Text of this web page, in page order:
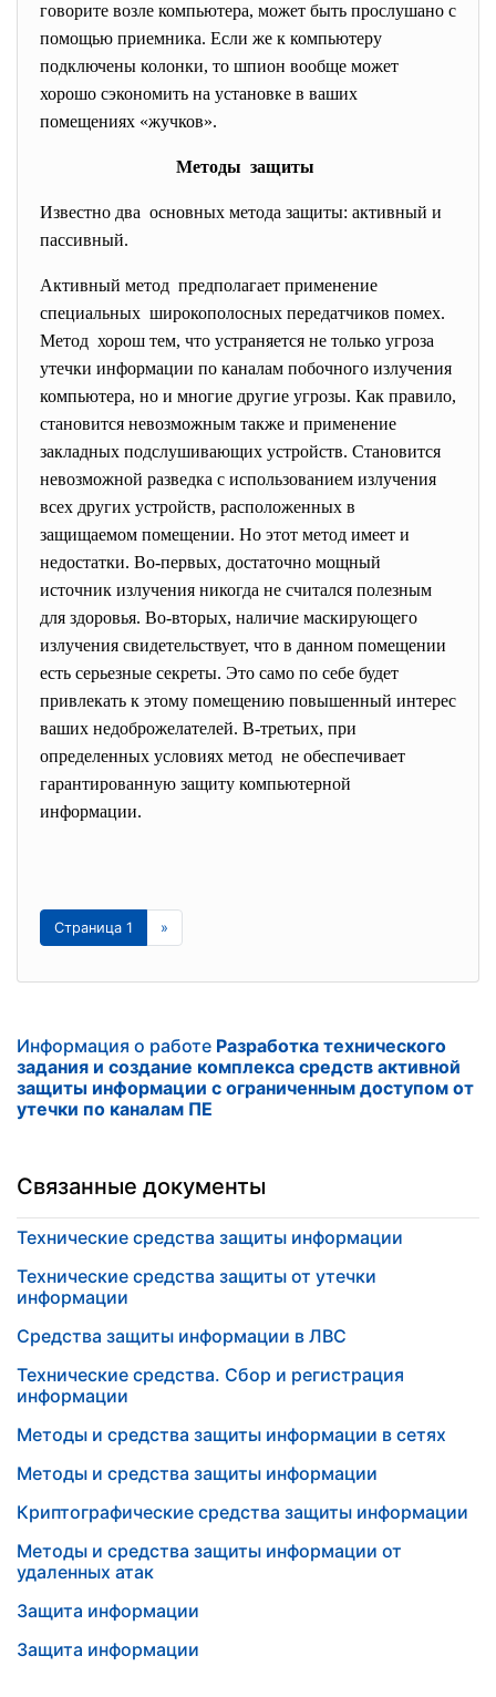
говорите возле компьютера, может быть прослушано с
помощью приемника. Если же к компьютеру
подключены колонки, то шпион вообще может
хорошо сэкономить на установке в ваших
помещениях «жучков».
Методы защиты
Известно два основных метода защиты: активный и
пассивный.
Активный метод предполагает применение
специальных широкополосных передатчиков помех.
Метод хорош тем, что устраняется не только угроза
утечки информации по каналам побочного излучения
компьютера, но и многие другие угрозы. Как правило,
становится невозможным также и применение
закладных подслушивающих устройств. Становится
невозможной разведка с использованием излучения
всех других устройств, расположенных в
защищаемом помещении. Но этот метод имеет и
недостатки. Во-первых, достаточно мощный
источник излучения никогда не считался полезным
для здоровья. Во-вторых, наличие маскирующего
излучения свидетельствует, что в данном помещении
есть серьезные секреты. Это само по себе будет
привлекать к этому помещению повышенный интерес
ваших недоброжелателей. В-третьих, при
определенных условиях метод не обеспечивает
гарантированную защиту компьютерной
информации.
Страница 1 »
Информация о работе Разработка технического
задания и создание комплекса средств активной
защиты информации с ограниченным доступом от
утечки по каналам ПЕ
Связанные документы
Технические средства защиты информации
Технические средства защиты от утечки
информации
Средства защиты информации в ЛВС
Технические средства. Сбор и регистрация
информации
Методы и средства защиты информации в сетях
Методы и средства защиты информации
Криптографические средства защиты информации
Методы и средства защиты информации от
удаленных атак
Защита информации
Защита информации